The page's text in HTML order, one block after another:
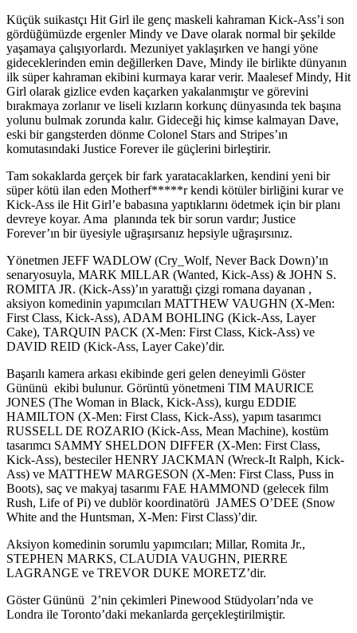
Küçük suikastçı Hit Girl ile genç maskeli kahraman Kick-Ass’i son
gördüğümüzde ergenler Mindy ve Dave olarak normal bir şekilde
yaşamaya çalışıyorlardı. Mezuniyet yaklaşırken ve hangi yöne
gideceklerinden emin değillerken Dave, Mindy ile birlikte dünyanın
ilk süper kahraman ekibini kurmaya karar verir. Maalesef Mindy, Hit
Girl olarak gizlice evden kaçarken yakalanmıştır ve görevini
bırakmaya zorlanır ve liseli kızların korkunç dünyasında tek başına
yolunu bulmak zorunda kalır. Gideceği hiç kimse kalmayan Dave,
eski bir gangsterden dönme Colonel Stars and Stripes’ın
komutasındaki Justice Forever ile güçlerini birleştirir.
Tam sokaklarda gerçek bir fark yaratacaklarken, kendini yeni bir
süper kötü ilan eden Motherf*****r kendi kötüler birliğini kurar ve
Kick-Ass ile Hit Girl’e babasına yaptıklarını ödetmek için bir planı
devreye koyar. Ama planında tek bir sorun vardır; Justice
Forever’ın bir üyesiyle uğraşırsanız hepsiyle uğraşırsınız.
Yönetmen JEFF WADLOW (Cry_Wolf, Never Back Down)’ın
senaryosuyla, MARK MILLAR (Wanted, Kick-Ass) & JOHN S.
ROMITA JR. (Kick-Ass)’ın yarattığı çizgi romana dayanan ,
aksiyon komedinin yapımcıları MATTHEW VAUGHN (X-Men:
First Class, Kick-Ass), ADAM BOHLING (Kick-Ass, Layer
Cake), TARQUIN PACK (X-Men: First Class, Kick-Ass) ve
DAVID REID (Kick-Ass, Layer Cake)’dir.
Başarılı kamera arkası ekibinde geri gelen deneyimli Göster
Gününü ekibi bulunur. Görüntü yönetmeni TIM MAURICE
JONES (The Woman in Black, Kick-Ass), kurgu EDDIE
HAMILTON (X-Men: First Class, Kick-Ass), yapım tasarımcı
RUSSELL DE ROZARIO (Kick-Ass, Mean Machine), kostüm
tasarımcı SAMMY SHELDON DIFFER (X-Men: First Class,
Kick-Ass), besteciler HENRY JACKMAN (Wreck-It Ralph, Kick-
Ass) ve MATTHEW MARGESON (X-Men: First Class, Puss in
Boots), saç ve makyaj tasarımı FAE HAMMOND (gelecek film
Rush, Life of Pi) ve dublör koordinatörü JAMES O’DEE (Snow
White and the Huntsman, X-Men: First Class)’dir.
Aksiyon komedinin sorumlu yapımcıları; Millar, Romita Jr.,
STEPHEN MARKS, CLAUDIA VAUGHN, PIERRE
LAGRANGE ve TREVOR DUKE MORETZ’dir.
Göster Gününü 2’nin çekimleri Pinewood Stüdyoları’nda ve
Londra ile Toronto’daki mekanlarda gerçekleştirilmiştir.